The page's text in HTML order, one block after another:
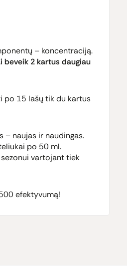
– koncentraciją.
beveik 2 kartus daugiau
po 15 lašų tik du kartus
– naujas ir naudingas.
po 50 ml.
vartojant tiek
efektyvumą!